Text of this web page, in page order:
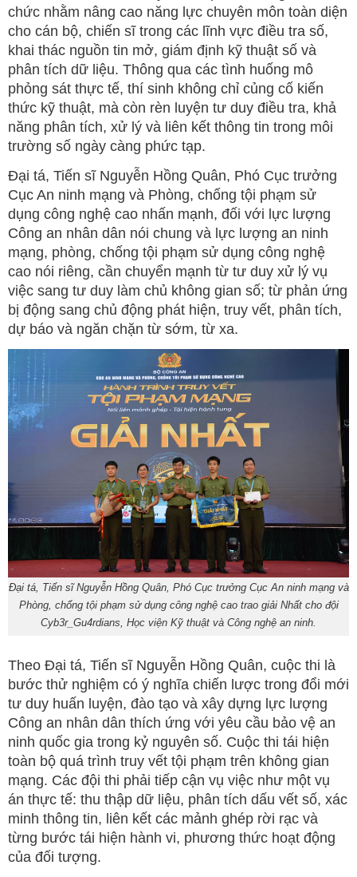
chức nhằm nâng cao năng lực chuyên môn toàn diện
cho cán bộ, chiến sĩ trong các lĩnh vực điều tra số,
khai thác nguồn tin mở, giám định kỹ thuật số và
phân tích dữ liệu. Thông qua các tình huống mô
phỏng sát thực tế, thí sinh không chỉ củng cố kiến
thức kỹ thuật, mà còn rèn luyện tư duy điều tra, khả
năng phân tích, xử lý và liên kết thông tin trong môi
trường số ngày càng phức tạp.
Đại tá, Tiến sĩ Nguyễn Hồng Quân, Phó Cục trưởng
Cục An ninh mạng và Phòng, chống tội phạm sử
dụng công nghệ cao nhấn mạnh, đối với lực lượng
Công an nhân dân nói chung và lực lượng an ninh
mạng, phòng, chống tội phạm sử dụng công nghệ
cao nói riêng, cần chuyển mạnh từ tư duy xử lý vụ
việc sang tư duy làm chủ không gian số; từ phản ứng
bị động sang chủ động phát hiện, truy vết, phân tích,
dự báo và ngăn chặn từ sớm, từ xa.
Đại tá, Tiến sĩ Nguyễn Hồng Quân, Phó Cục trưởng Cục An ninh mạng và
Phòng, chống tội phạm sử dụng công nghệ cao trao giải Nhất cho đội
Cyb3r_Gu4rdians, Học viện Kỹ thuật và Công nghệ an ninh.
Theo Đại tá, Tiến sĩ Nguyễn Hồng Quân, cuộc thi là
bước thử nghiệm có ý nghĩa chiến lược trong đổi mới
tư duy huấn luyện, đào tạo và xây dựng lực lượng
Công an nhân dân thích ứng với yêu cầu bảo vệ an
ninh quốc gia trong kỷ nguyên số. Cuộc thi tái hiện
toàn bộ quá trình truy vết tội phạm trên không gian
mạng. Các đội thi phải tiếp cận vụ việc như một vụ
án thực tế: thu thập dữ liệu, phân tích dấu vết số, xác
minh thông tin, liên kết các mảnh ghép rời rạc và
từng bước tái hiện hành vi, phương thức hoạt động
của đối tượng.